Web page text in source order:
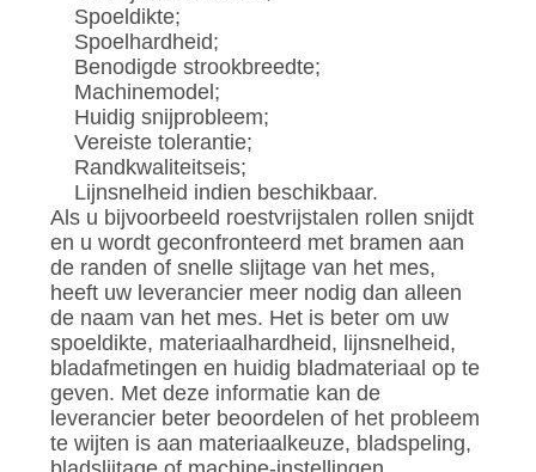
Spoeldikte;
Spoelhardheid;
Benodigde strookbreedte;
Machinemodel;
Huidig ​​snijprobleem;
Vereiste tolerantie;
Randkwaliteitseis;
Lijnsnelheid indien beschikbaar.
Als u bijvoorbeeld roestvrijstalen rollen snijdt
en u wordt geconfronteerd met bramen aan
de randen of snelle slijtage van het mes,
heeft uw leverancier meer nodig dan alleen
de naam van het mes. Het is beter om uw
spoeldikte, materiaalhardheid, lijnsnelheid,
bladafmetingen en huidig ​​bladmateriaal op te
geven. Met deze informatie kan de
leverancier beter beoordelen of het probleem
te wijten is aan materiaalkeuze, bladspeling,